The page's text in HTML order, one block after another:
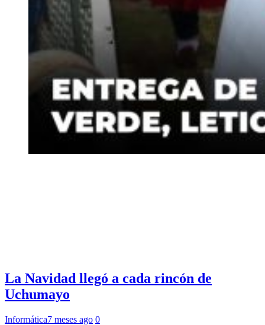
La Navidad llegó a cada rincón de
Uchumayo
Informática7 meses ago 0